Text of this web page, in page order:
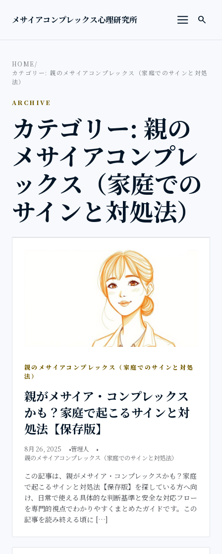
メサイアコンプレックス心理研究所
メニュー
検索を
search
HOME/
カテゴリー: 親のメサイアコンプレックス（家庭でのサインと対処
法）
ARCHIVE
カテゴリー: 親の
メサイアコンプレ
ックス（家庭での
サインと対処法）
親のメサイアコンプレックス（家庭でのサインと対処
法）
親がメサイア・コンプレックス
かも？家庭で起こるサインと対
処法【保存版】
8月 26, 2025
管理人
親のメサイアコンプレックス（家庭でのサインと対処法）
この記事は、親がメサイア・コンプレックスかも？家庭
で起こるサインと対処法【保存版】を探している方へ向
け、日常で使える具体的な判断基準と安全な対応フロー
を専門的視点でわかりやすくまとめたガイドです。この
記事を読み終える頃に […]